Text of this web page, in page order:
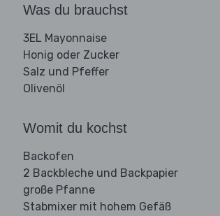
Was du brauchst
3EL Mayonnaise
Honig oder Zucker
Salz und Pfeffer
Olivenöl
Womit du kochst
Backofen
2 Backbleche und Backpapier
große Pfanne
Stabmixer mit hohem Gefäß